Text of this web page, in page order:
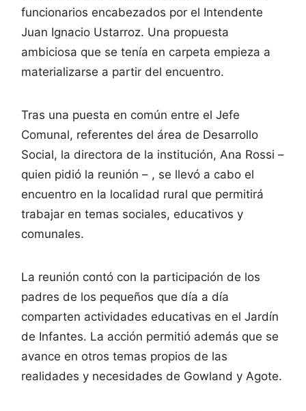
funcionarios encabezados por el Intendente
Juan Ignacio Ustarroz. Una propuesta
ambiciosa que se tenía en carpeta empieza a
materializarse a partir del encuentro.
Tras una puesta en común entre el Jefe
Comunal, referentes del área de Desarrollo
Social, la directora de la institución, Ana Rossi –
quien pidió la reunión – , se llevó a cabo el
encuentro en la localidad rural que permitirá
trabajar en temas sociales, educativos y
comunales.
La reunión contó con la participación de los
padres de los pequeños que día a día
comparten actividades educativas en el Jardín
de Infantes. La acción permitió además que se
avance en otros temas propios de las
realidades y necesidades de Gowland y Agote.